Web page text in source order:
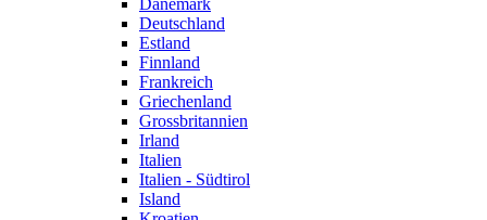
Dänemark
Deutschland
Estland
Finnland
Frankreich
Griechenland
Grossbritannien
Irland
Italien
Italien - Südtirol
Island